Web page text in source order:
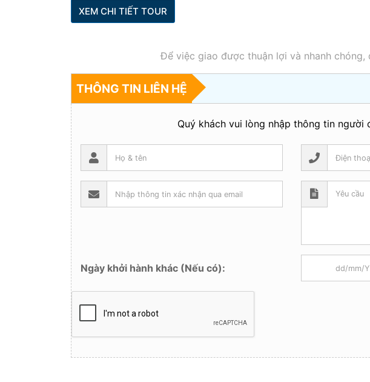
XEM CHI TIẾT TOUR
Để việc giao được thuận lợi và nhanh
THÔNG TIN LIÊN HỆ
Quý khách vui lòng nhập thông tin người
Ngày khởi hành khác (Nếu có):